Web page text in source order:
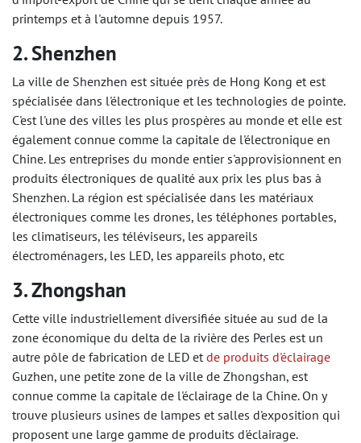
printemps et à l'automne depuis 1957.
2. Shenzhen
La ville de Shenzhen est située près de Hong Kong et est
spécialisée dans l'électronique et les technologies de pointe.
C'est l'une des villes les plus prospères au monde et elle est
également connue comme la capitale de l'électronique en
Chine. Les entreprises du monde entier s'approvisionnent en
produits électroniques de qualité aux prix les plus bas à
Shenzhen. La région est spécialisée dans les matériaux
électroniques comme les drones, les téléphones portables,
les climatiseurs, les téléviseurs, les appareils
électroménagers, les LED, les appareils photo, etc
3. Zhongshan
Cette ville industriellement diversifiée située au sud de la
zone économique du delta de la rivière des Perles est un
autre pôle de fabrication de LED et de produits d'éclairage
Guzhen, une petite zone de la ville de Zhongshan, est
connue comme la capitale de l'éclairage de la Chine. On y
trouve plusieurs usines de lampes et salles d'exposition qui
proposent une large gamme de produits d'éclairage.